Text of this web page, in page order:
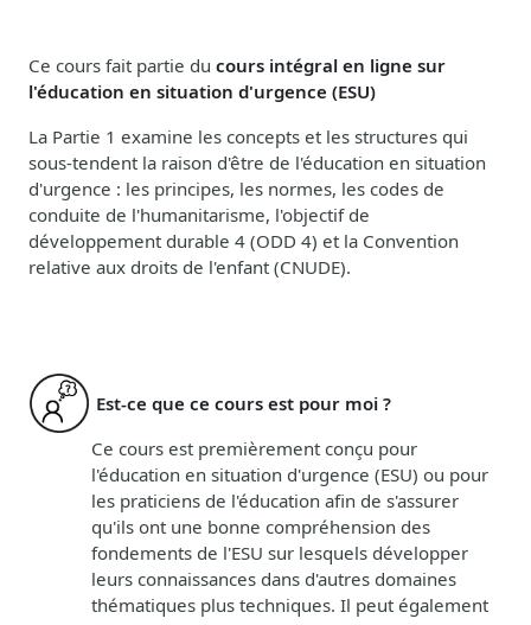
Ce cours fait partie du cours intégral en ligne sur
l'éducation en situation d'urgence (ESU)
La Partie 1 examine les concepts et les structures qui
sous-tendent la raison d'être de l'éducation en situation
d'urgence : les principes, les normes, les codes de
conduite de l'humanitarisme, l'objectif de
développement durable 4 (ODD 4) et la Convention
relative aux droits de l'enfant (CNUDE).
Est-ce que ce cours est pour moi ?
Ce cours est premièrement conçu pour
l'éducation en situation d'urgence (ESU) ou pour
les praticiens de l'éducation afin de s'assurer
qu'ils ont une bonne compréhension des
fondements de l'ESU sur lesquels développer
leurs connaissances dans d'autres domaines
thématiques plus techniques. Il peut également